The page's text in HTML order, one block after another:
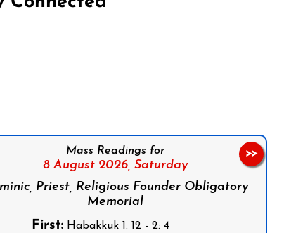
Mass Readings for
8 August 2026, Saturday
Priest, Religious Founder Obligatory
Memorial
First: Habakkuk 1: 12 - 2: 4
>>